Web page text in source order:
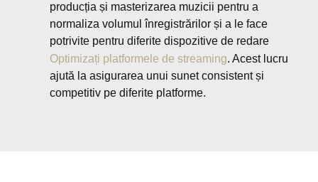
producția și masterizarea muzicii pentru a
normaliza volumul înregistrărilor și a le face
potrivite pentru diferite dispozitive de redare
Optimizați platformele de streaming. Acest lucru
ajută la asigurarea unui sunet consistent și
competitiv pe diferite platforme.